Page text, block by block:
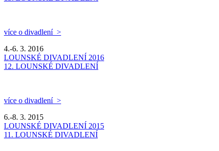
více o divadlení >
4.-6. 3. 2016
LOUNSKÉ DIVADLENÍ 2016
12. LOUNSKÉ DIVADLENÍ
více o divadlení >
6.-8. 3. 2015
LOUNSKÉ DIVADLENÍ 2015
11. LOUNSKÉ DIVADLENÍ